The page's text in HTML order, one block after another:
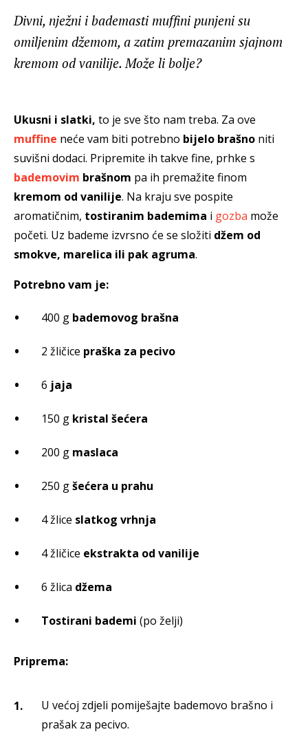
Divni, nježni i bademasti muffini punjeni su
omiljenim džemom, a zatim premazanim sjajnom
kremom od vanilije. Može li bolje?
Ukusni i slatki, to je sve što nam treba. Za ove
muffine neće vam biti potrebno bijelo brašno niti
suvišni dodaci. Pripremite ih takve fine, prhke s
bademovim brašnom pa ih premažite finom
kremom od vanilije. Na kraju sve pospite
aromatičnim, tostiranim bademima i gozba može
početi. Uz bademe izvrsno će se složiti džem od
smokve, marelica ili pak agruma.
Potrebno vam je:
400 g bademovog brašna
2 žličice praška za pecivo
6 jaja
150 g kristal šećera
200 g maslaca
250 gšećera u prahu
4 žlice slatkog vrhnja
4 žličice ekstrakta od vanilije
6 žlica džema
Tostirani bademi (po želji)
Priprema:
U većoj zdjeli pomiješajte bademovo brašno i
prašak za pecivo.